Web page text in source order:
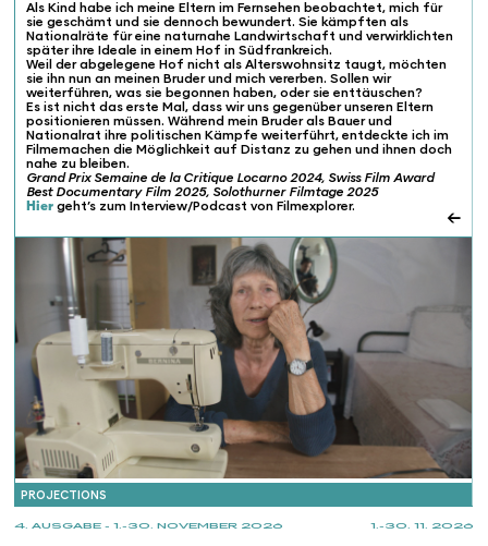
1.-30. 11. 2026
4. AUSGABE - 1.-30. NOVEMBER 2026
Als Kind habe ich meine Eltern im Fernsehen beobachtet, mich für
sie geschämt und sie dennoch bewundert. Sie kämpften als
Nationalräte für eine naturnahe Landwirtschaft und verwirklichten
später ihre Ideale in einem Hof in Südfrankreich.
Weil der abgelegene Hof nicht als Alterswohnsitz taugt, möchten
sie ihn nun an meinen Bruder und mich vererben. Sollen wir
weiterführen, was sie begonnen haben, oder sie enttäuschen?
Es ist nicht das erste Mal, dass wir uns gegenüber unseren Eltern
positionieren müssen. Während mein Bruder als Bauer und
Nationalrat ihre politischen Kämpfe weiterführt, entdeckte ich im
Filmemachen die Möglichkeit auf Distanz zu gehen und ihnen doch
nahe zu bleiben.
Grand Prix Semaine de la Critique Locarno 2024, Swiss Film Award
Best Documentary Film 2025, Solothurner Filmtage 2025
Hier geht’s zum Interview/Podcast von Filmexplorer.
←
PROJECTIONS